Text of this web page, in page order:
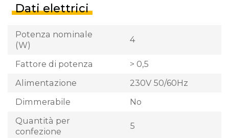
Dati elettrici
Potenza nominale
(W)
4
Fattore di potenza
> 0,5
Alimentazione
230V 50/60Hz
Dimmerabile
No
Quantità per
confezione
5